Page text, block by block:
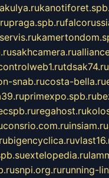
praga.spb.ru
sakhcamera.ru
tdsak74.ru
snab.rucosta-bella.ru
primexpo.spb.ru
regahost.ru
consrio.com.ruinsiam.ru
bigencyclica.ru
extelopedia.ru
snpi.org.rurunning-